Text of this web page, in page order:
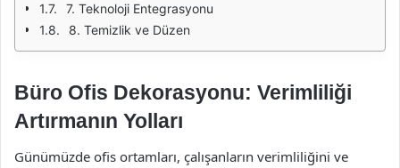
7. Teknoloji Entegrasyonu
8. Temizlik ve Düzen
Büro Ofis Dekorasyonu: Verimliliği
Artırmanın Yolları
Günümüzde ofis ortamları, çalışanların verimliliğini ve